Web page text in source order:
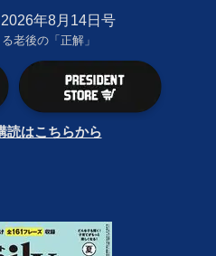
年8月14日号
老後の「正解」
読はこちらから